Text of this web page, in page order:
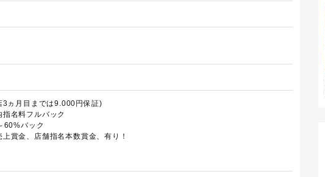
3ヵ月目までは9.000円保証)
指名料フルバック
60%バック
賞金、店舗指名本数賞金、有り！